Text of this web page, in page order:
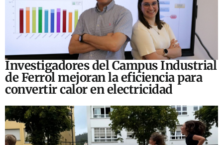
Investigadores del Campus Industrial
de Ferrol mejoran la eficiencia para
convertir calor en electricidad